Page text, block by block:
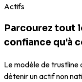
Actifs
Parcourez tout
confiance qu'à
Le modèle de trustline
détenir un actif non